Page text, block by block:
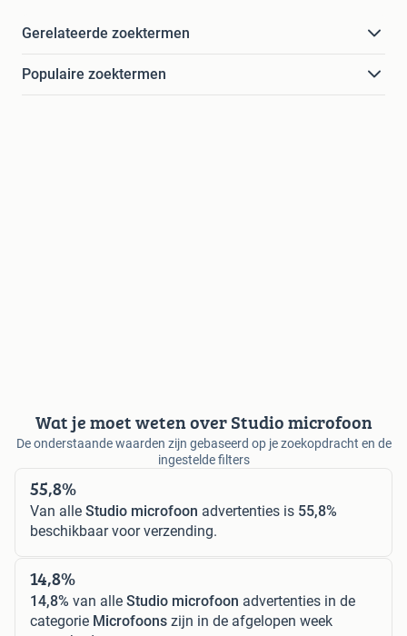
Gerelateerde zoektermen
Populaire zoektermen
Wat je moet weten over Studio microfoon
De onderstaande waarden zijn gebaseerd op je zoekopdracht en de
ingestelde filters
55,8%
Van alle Studio microfoon advertenties is 55,8%
beschikbaar voor verzending.
14,8%
14,8% van alle Studio microfoon advertenties in de
categorie Microfoons zijn in de afgelopen week